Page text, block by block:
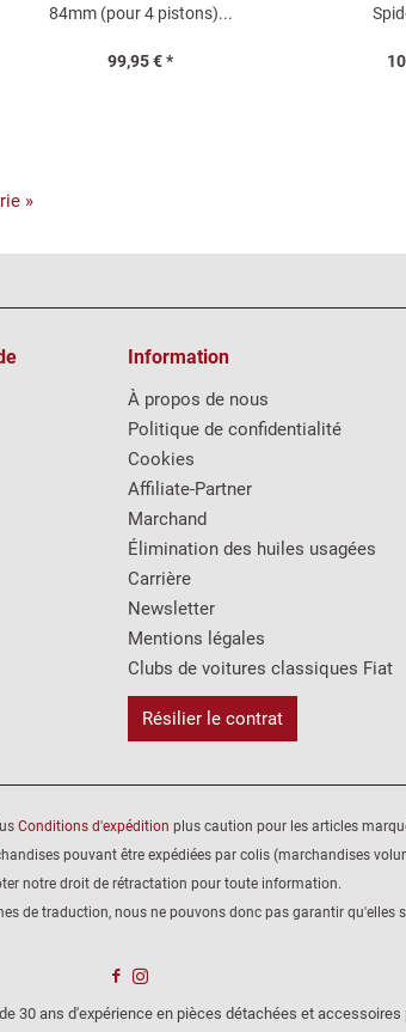
84mm (pour 4 pistons)...
99,95 € *
»
Information
À propos de nous
Politique de confidentialité
Cookies
Affiliate-Partner
Marchand
Élimination des huiles usagées
Carrière
Newsletter
Mentions légales
Clubs de voitures classiques Fiat
Résilier le contrat
Conditions d'expédition plus caution pour les articles
pouvant être expédiées par colis (marchandises
notre droit de rétractation pour toute information.
de traduction, nous ne pouvons donc pas garantir qu'elles
30 ans d'expérience en pièces détachées et